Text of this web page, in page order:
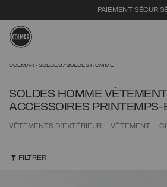
LIVRAISON RAPIDE
COLMAR SOLDES SOLDES HOMME
SOLDES HOMME
ACCESSOIRES PRINTEMPS-
VÊTEMENTS D'EXTÉRIEUR VÊTEMENT
FILTRER